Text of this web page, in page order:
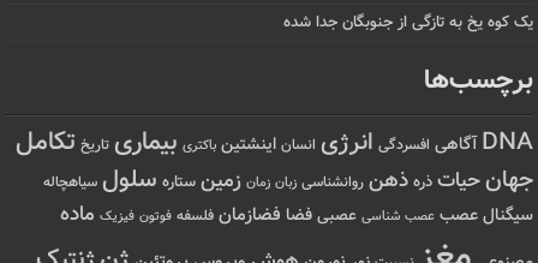
یک کوه یخ به تازگی از جنوبگان جدا شده
برچسب‌ها
DNA آگاهی افسردگی انرژی انسان اینشتین باکتری بیماری تاریخ تکامل
جهانحیات ذره ذهن روانشناسی زبان زمان زمین ستاره سلول سیاهچاله
سیگنال عصب عصب شناسی عصبی فضا فضازمان فلسفه فوتون فیزیک ماده